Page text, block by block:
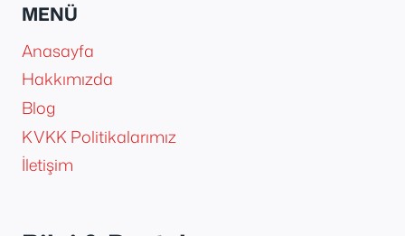
MENÜ
Anasayfa
Hakkımızda
Blog
KVKK Politikalarımız
İletişim